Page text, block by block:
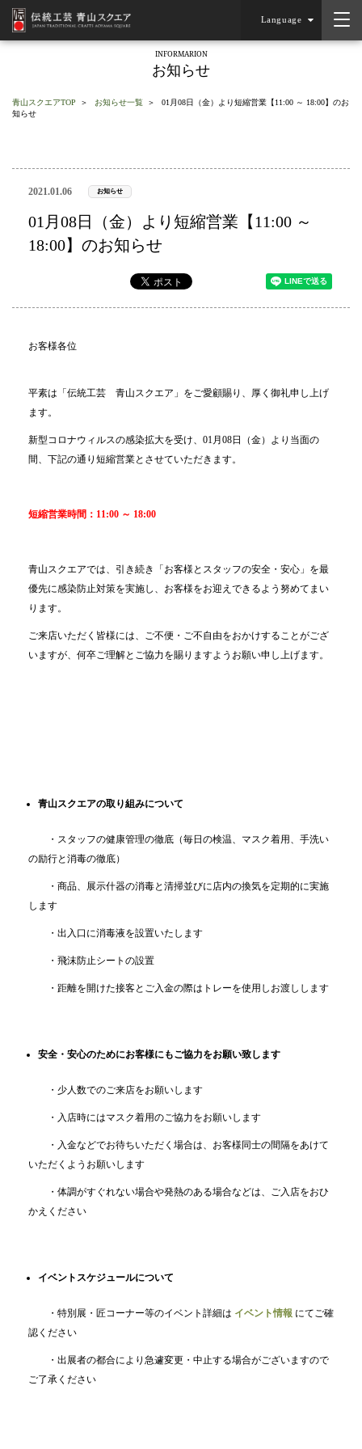
Language
INFORMARION
お知らせ
青山スクエアTOP お知らせ一覧
01月08日（金）より短縮営業【11:00 ～ 18:00】のお
知らせ
2021.01.06 お知らせ
01月08日（金）より短縮営業【11:00 ～
18:00】のお知らせ
お客様各位
平素は「伝統工芸 青山スクエア」をご愛顧賜り、厚く御礼申し上げ
ます。
新型コロナウィルスの感染拡大を受け、01月08日（金）より当面の
間、下記の通り短縮営業とさせていただきます。
短縮営業時間：11:00 ～ 18:00
青山スクエアでは、引き続き「お客様とスタッフの安全・安心」を最
優先に感染防止対策を実施し、お客様をお迎えできるよう努めてまい
ります。
ご来店いただく皆様には、ご不便・ご不自由をおかけすることがござ
いますが、何卒ご理解とご協力を賜りますようお願い申し上げます。
青山スクエアの取り組みについて
・スタッフの健康管理の徹底（毎日の検温、マスク着用、手洗い
の励行と消毒の徹底）
・商品、展示什器の消毒と清掃並びに店内の換気を定期的に実施
します
・出入口に消毒液を設置いたします
・飛沫防止シートの設置
・距離を開けた接客とご入金の際はトレーを使用しお渡しします
安全・安心のためにお客様にもご協力をお願い致します
・少人数でのご来店をお願いします
・入店時にはマスク着用のご協力をお願いします
・入金などでお待ちいただく場合は、お客様同士の間隔をあけて
いただくようお願いします
・体調がすぐれない場合や発熱のある場合などは、ご入店をおひ
かえください
イベントスケジュールについて
・特別展・匠コーナー等のイベント詳細は イベント情報 にてご確
認ください
・出展者の都合により急遽変更・中止する場合がございますので
ご了承ください